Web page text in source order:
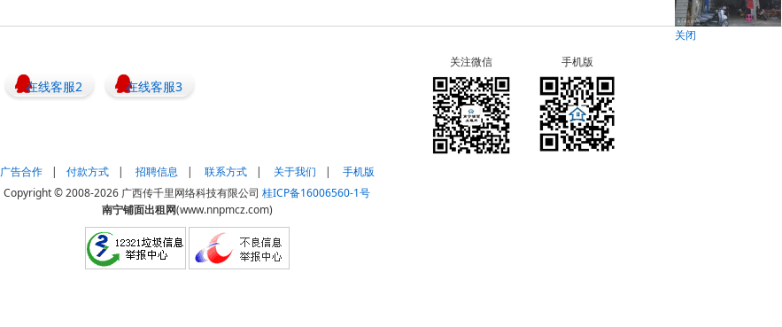
在线客服2 在线客服3
关注微信 手机版
广告合作 | 付款方式 | 招聘信息 | 联系方式 | 关于我们 |
手机版
Copyright © 2008-2026 广西传千里网络科技有限公司 桂ICP备16006560-1号
南宁铺面出租网(www.nnpmcz.com)
关闭